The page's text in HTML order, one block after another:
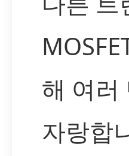
해 여러
자랑합